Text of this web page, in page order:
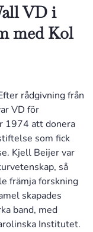
VD i
med Kol
rådgivning från
VD för
1974 att donera
som fick
Kjell Beijer var
så
främja forskning
skapades
band, med
Institutet.